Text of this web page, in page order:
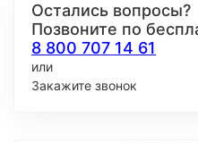
Остались вопросы?
Позвоните по
8 800 707 14 61
или
Закажите звонок